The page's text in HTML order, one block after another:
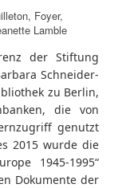
, Foyer,
Lamble
der Stiftung
Schneider-
zu Berlin,
die von
genutzt
2015 wurde die
1945-1995“
Dokumente der